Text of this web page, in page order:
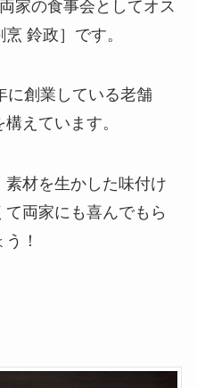
家の食事会としてオス
鈴政］です。
に創業している老舗
えています。
材を生かした味付け
両家にも喜んでもら
！